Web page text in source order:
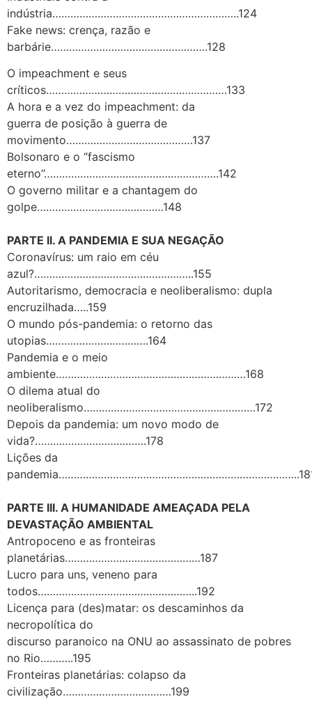
indústria……………………………………………………..124
Fake news: crença, razão e
barbárie…………………………………………….128
O impeachment e seus
críticos……………………………………………………133
A hora e a vez do impeachment: da
guerra de posição à guerra de
movimento……………………………………137
Bolsonaro e o ‘’fascismo
eterno’’………………………………………………….142
O governo militar e a chantagem do
golpe……………………………………148
PARTE II. A PANDEMIA E SUA NEGAÇÃO
Coronavírus: um raio em céu
azul?……………………………………………..155
Autoritarismo, democracia e neoliberalismo: dupla
encruzilhada…..159
O mundo pós-pandemia: o retorno das
utopias…………………………….164
Pandemia e o meio
ambiente………………………………………………………168
O dilema atual do
neoliberalismo…………………………………………………172
Depois da pandemia: um novo modo de
vida?……………………………….178
Lições da
PARTE III. A HUMANIDADE AMEAÇADA PELA
DEVASTAÇÃO AMBIENTAL
Antropoceno e as fronteiras
planetárias………………………………………187
Lucro para uns, veneno para
todos……………………………………………..192
Licença para (des)matar: os descaminhos da
necropolítica do
discurso paranoico na ONU ao assassinato de pobres
no Rio………..195
Fronteiras planetárias: colapso da
civilização………………………………199